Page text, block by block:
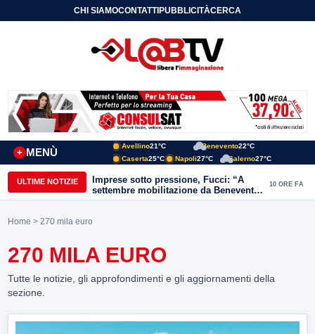
CHI SIAMOCONTATTIPUBBLICITÀCERCA
MENÙ
+
Avellino21°C Benevento22°C
Caserta25°C Napoli27°C Salerno27°C
ULTIME NOTIZIE
Imprese sotto pressione, Fucci: “A
settembre mobilitazione da Benevento
e Avellino”
10 ORE FA
Home > 270 mila euro
270 MILA EURO
Tutte le notizie, gli approfondimenti e gli aggiornamenti della
sezione.